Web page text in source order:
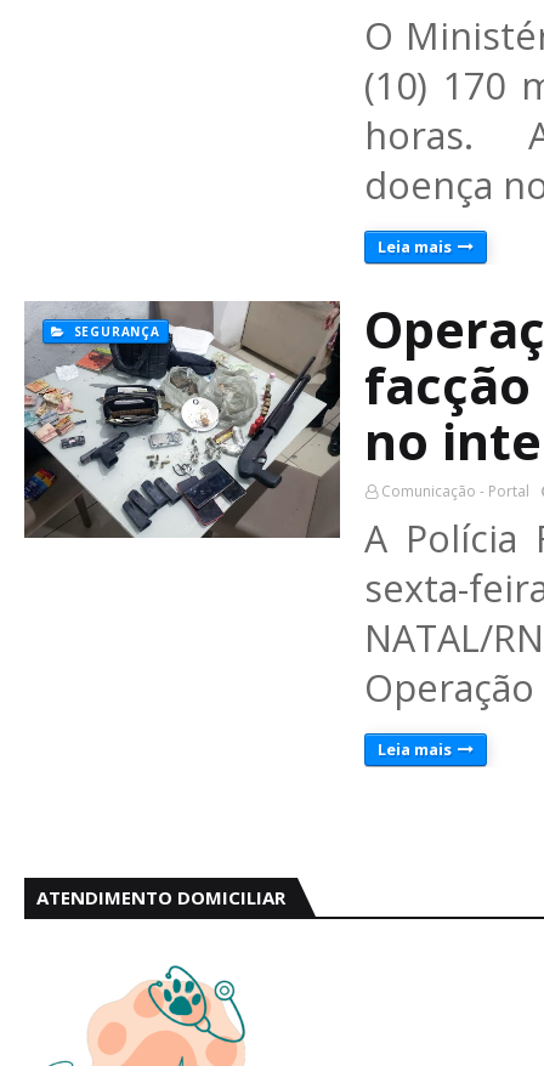
O
(10) 170
horas.
doença
Leia mais
SEGURANÇA
no
Comunicação - Portal
A Polícia
sexta-
NATAL/
Leia mais
ATENDIMENTO DOMICILIAR